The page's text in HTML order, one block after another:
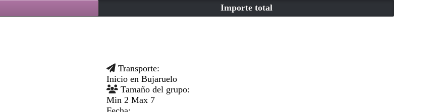
Importe total
Transporte:
Inicio en Bujaruelo
Tamaño del grupo:
Min 2 Max 7